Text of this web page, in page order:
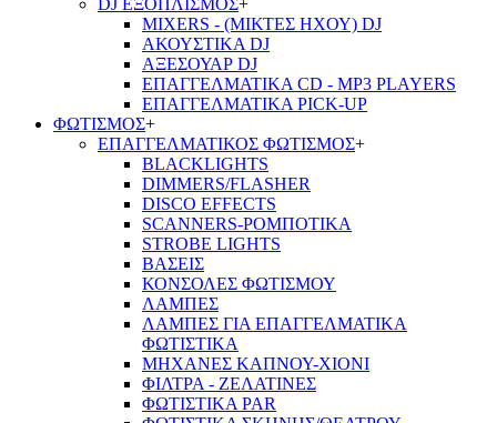
DJ ΕΞΟΠΛΙΣΜΟΣ+
MIXERS - (ΜΙΚΤΕΣ ΗΧΟΥ) DJ
ΑΚΟΥΣΤΙΚΑ DJ
ΑΞΕΣΟΥΑΡ DJ
ΕΠΑΓΓΕΛΜΑΤΙΚΑ CD - ΜΡ3 PLAYERS
ΕΠΑΓΓΕΛΜΑΤΙΚΑ PICK-UP
ΦΩΤΙΣΜΟΣ+
ΕΠΑΓΓΕΛΜΑΤΙΚΟΣ ΦΩΤΙΣΜΟΣ+
BLACKLIGHTS
DIMMERS/FLASHER
DISCO EFFECTS
SCANNERS-ΡΟΜΠΟΤΙΚΑ
STROBE LIGHTS
ΒΑΣΕΙΣ
ΚΟΝΣΟΛΕΣ ΦΩΤΙΣΜΟΥ
ΛΑΜΠΕΣ
ΛΑΜΠΕΣ ΓΙΑ ΕΠΑΓΓΕΛΜΑΤΙΚΑ
ΦΩΤΙΣΤΙΚΑ
ΜΗΧΑΝΕΣ ΚΑΠΝΟΥ-ΧΙΟΝΙ
ΦΙΛΤΡΑ - ΖΕΛΑΤΙΝΕΣ
ΦΩΤΙΣΤΙΚΑ PAR